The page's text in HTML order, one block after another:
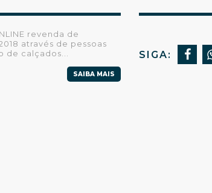
revenda de
através de pessoas
de calçados...
SAIBA MAIS
SIGA: